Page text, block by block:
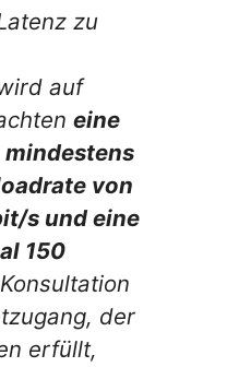
zu
auf
eine
von
s und eine
150
der
erfüllt,